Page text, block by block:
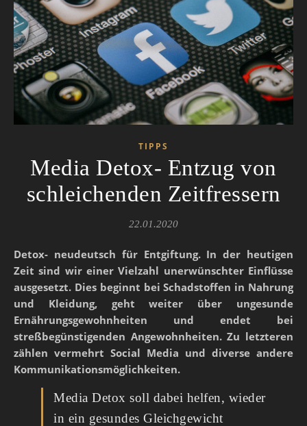
TIPPS
Media Detox- Entzug von
schleichenden Zeitfressern
22.01.2020
Detox- neudeutsch für Entgiftung. In der heutigen
Zeit sind wir einer Vielzahl unerwünschter Einflüsse
ausgesetzt. Dies beginnt bei Schadstoffen in Nahrung
und Kleidung, geht weiter über ungesunde
Ernährungsgewohnheiten und endet bei
streßbegünstigenden Angewohnheiten. Zu letzteren
zählen vermehrt Social Media und diverse andere
Kommunikationsmöglichkeiten.
Media Detox soll dabei helfen, wieder
in ein gesundes Gleichgewicht